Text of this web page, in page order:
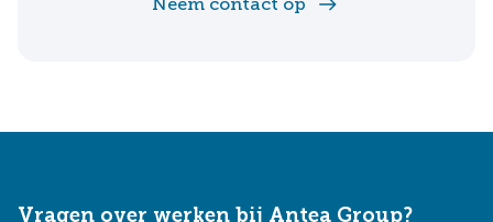
Vragen over werken bij Antea Group?